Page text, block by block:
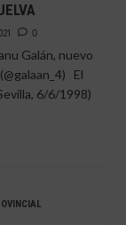
0
Galán, nuevo
El
6/6/1998)